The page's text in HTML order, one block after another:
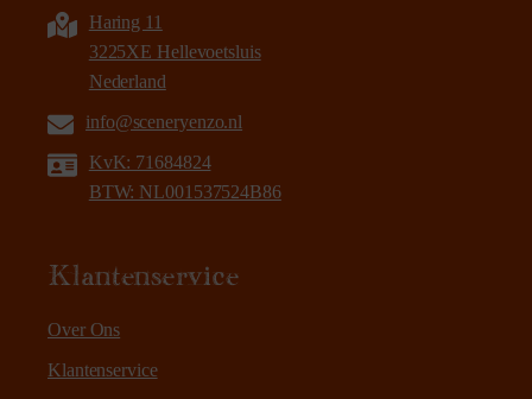
Haring 11
3225XE Hellevoetsluis
Nederland
info@sceneryenzo.nl
KvK: 71684824
BTW: NL001537524B86
Klantenservice
Over Ons
Klantenservice